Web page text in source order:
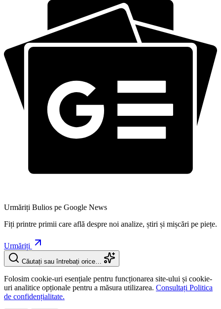
Urmăriți Bulios pe Google News
Fiți printre primii care află despre noi analize, știri și mișcări pe piețe.
Urmăriți
Căutați sau întrebați orice…
Folosim cookie-uri esențiale pentru funcționarea site-ului și cookie-
uri analitice opționale pentru a măsura utilizarea. Consultați Politica
de confidențialitate.